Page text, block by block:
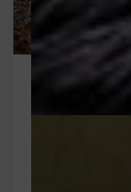
Beitrag 01